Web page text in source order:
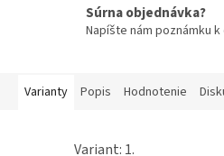
Súrna objednávka?
Napíšte nám poznámku
Varianty Popis Hodnotenie
Variant: 1.